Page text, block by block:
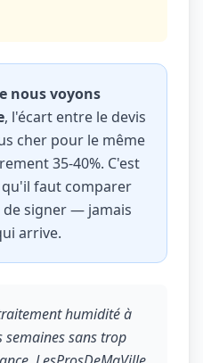
nous voyons
, l'écart entre le devis
cher pour le même
35-40%. C'est
faut comparer
de signer — jamais
arrive.
humidité à
semaines sans trop